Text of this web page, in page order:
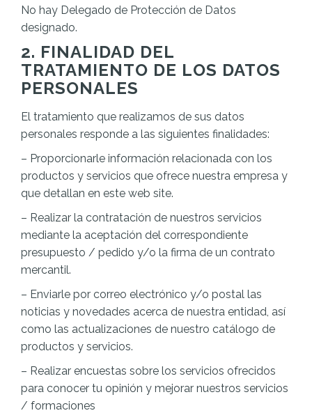
No hay Delegado de Protección de Datos
designado.
2. FINALIDAD DEL
TRATAMIENTO DE LOS DATOS
PERSONALES
El tratamiento que realizamos de sus datos
personales responde a las siguientes finalidades:
– Proporcionarle información relacionada con los
productos y servicios que ofrece nuestra empresa y
que detallan en este web site.
– Realizar la contratación de nuestros servicios
mediante la aceptación del correspondiente
presupuesto / pedido y/o la firma de un contrato
mercantil.
– Enviarle por correo electrónico y/o postal las
noticias y novedades acerca de nuestra entidad, así
como las actualizaciones de nuestro catálogo de
productos y servicios.
– Realizar encuestas sobre los servicios ofrecidos
para conocer tu opinión y mejorar nuestros servicios
/ formaciones